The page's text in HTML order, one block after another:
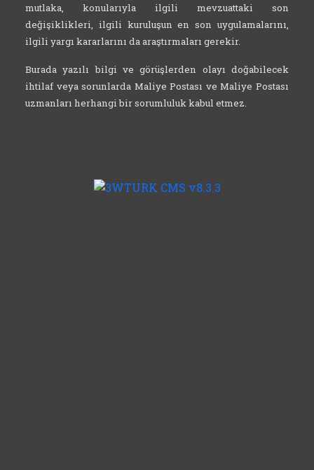
mutlaka, konularıyla ilgili mevzuattaki son
değişiklikleri, ilgili kuruluşun en son uygulamalarını,
ilgili yargı kararlarını da araştırmaları gerekir.
Burada yazılı bilgi ve görüşlerden olayı doğabilecek
ihtilaf veya sorunlarda Maliye Postası ve Maliye Postası
uzmanları herhangi bir sorumluluk kabul etmez.